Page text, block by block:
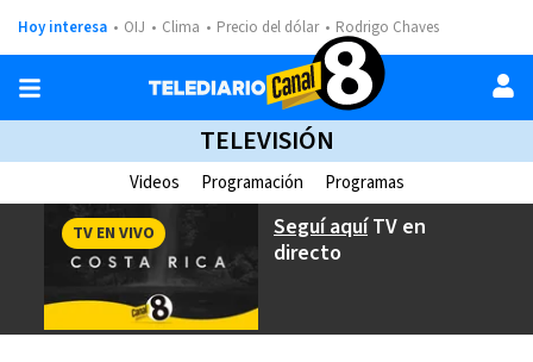
Hoy interesa OIJ Clima Precio del dólar Rodrigo Chaves
TELEVISIÓN
Videos Programación Programas
Seguí aquíTV en
directo
TV EN VIVO